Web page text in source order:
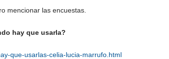
mencionar las encuestas.
hay que usarla?
que-usarlas-celia-lucia-marrufo.html